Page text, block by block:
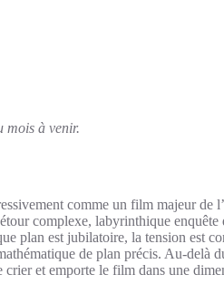
mois à venir.
comme un film majeur de
complexe, labyrinthique
plan est jubilatoire, la tension est
de plan précis. Au-delà
et emporte le film dans une